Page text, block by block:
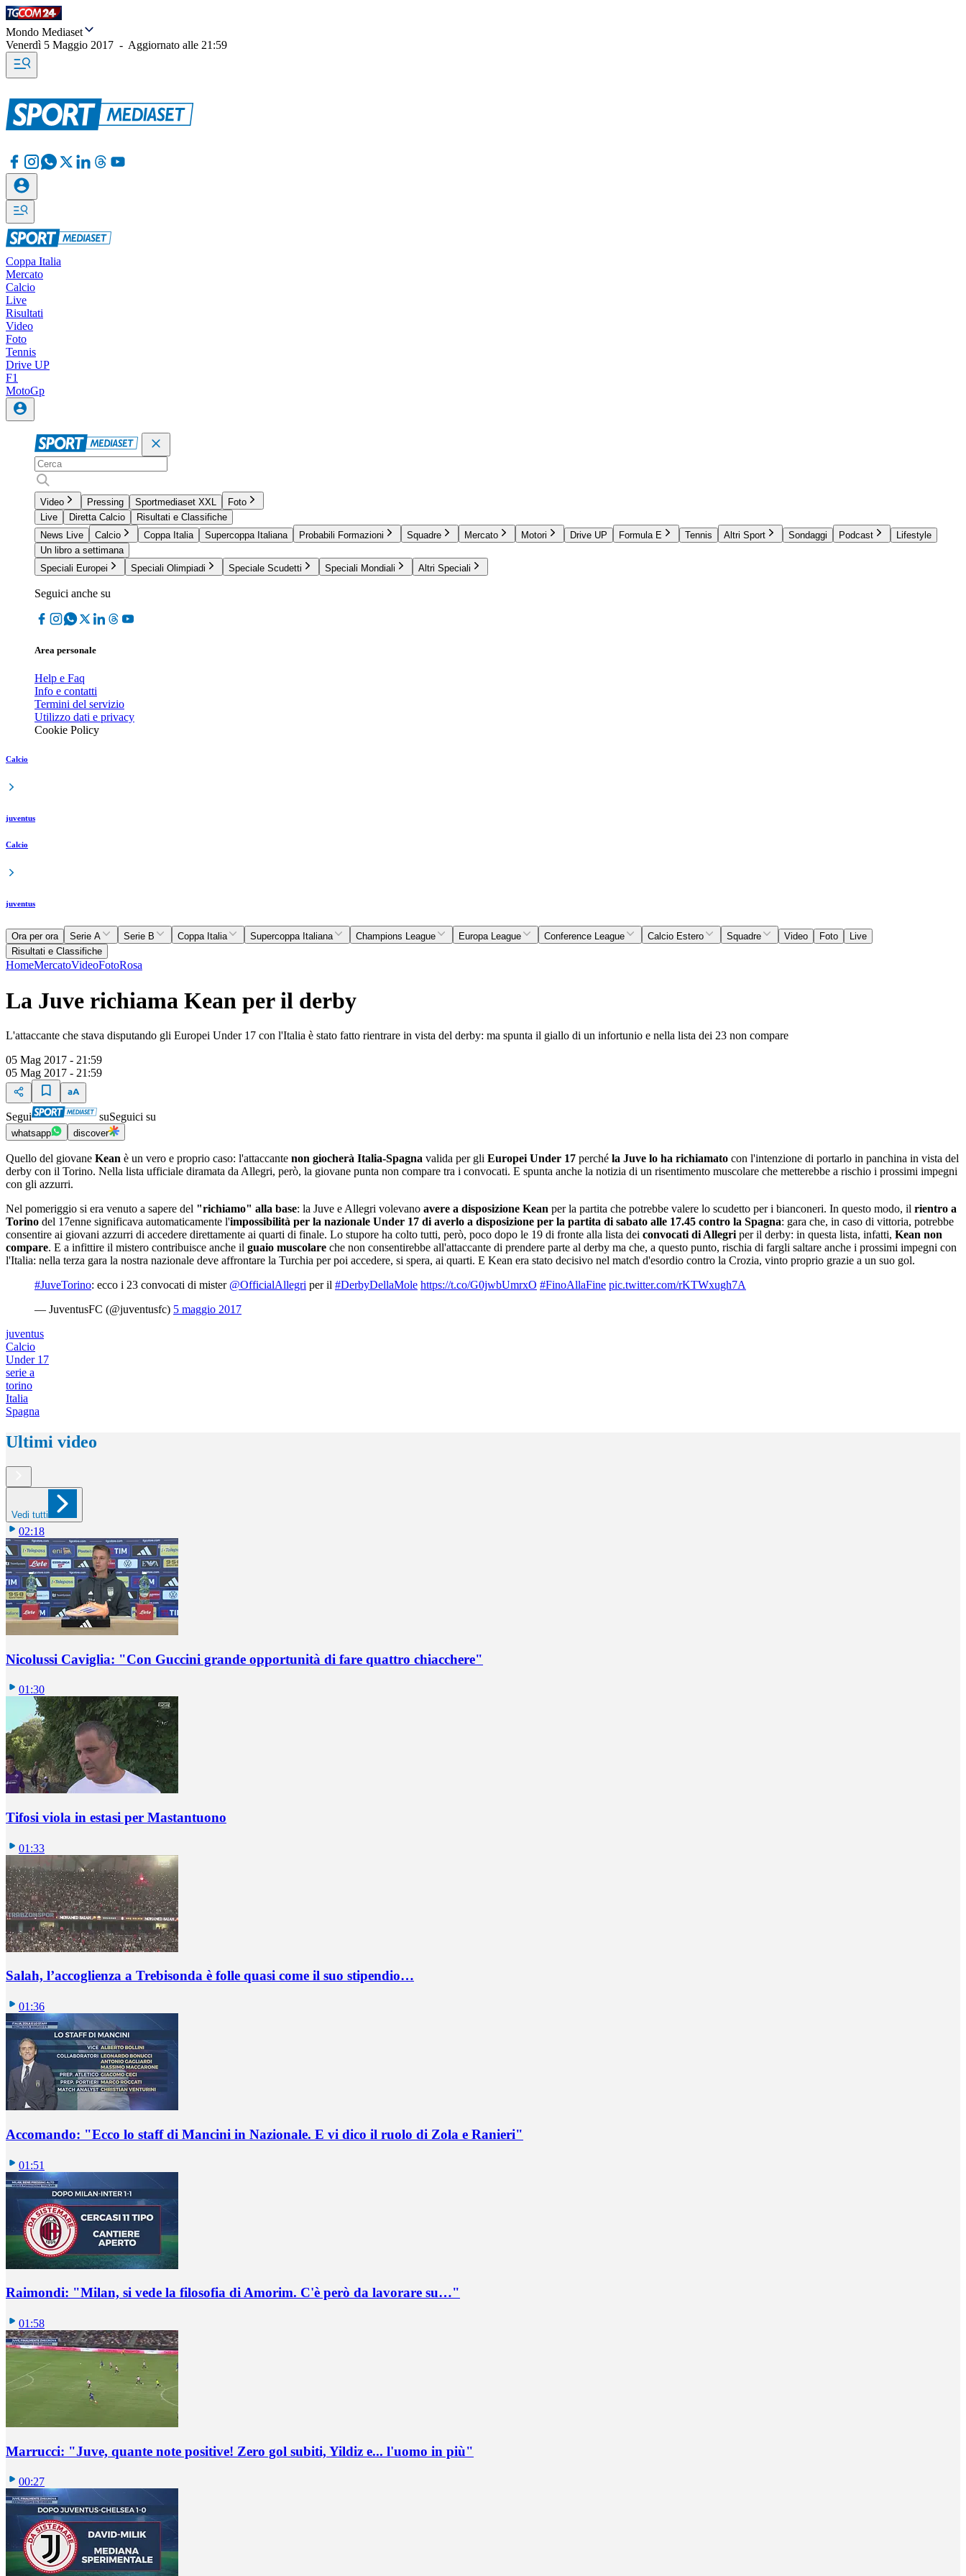
Mondo Mediaset
Venerdì 5 Maggio 2017 - Aggiornato alle 21:59
Coppa Italia
Mercato
Calcio
Live
Risultati
Video
Foto
Tennis
Drive UP
F1
MotoGp
Video Pressing Sportmediaset XXL
Foto
Live
Diretta Calcio
Risultati e Classifiche
News Live
Calcio Coppa Italia Supercoppa Italiana Probabili Formazioni Squadre Mercato Motori Drive UP Formula E Tennis Altri Sport Sondaggi Podcast
Lifestyle
Un libro a settimana
Speciali Europei
Speciali Olimpiadi Speciale Scudetti Speciali Mondiali Altri Speciali
Seguici anche su
Area personale
Help e Faq
Info e contatti
Termini del servizio
Utilizzo dati e privacy
Cookie Policy
Calcio
juventus
Calcio
juventus
Ora per ora Serie A Serie B Coppa Italia Supercoppa Italiana Champions League Europa League Conference League Calcio Estero Squadre Video Foto
Live
Risultati e Classifiche
HomeMercatoVideoFotoRosa
La Juve richiama Kean per il derby
L'attaccante che stava disputando gli Europei Under 17 con l'Italia è stato fatto rientrare in vista del derby: ma spunta il giallo di un infortunio e nella lista dei 23 non compare
05 Mag 2017 - 21:59
05 Mag 2017 - 21:59
Segui suSeguici su
whatsapp discover
Quello del giovane Kean è un vero e proprio caso: l'attaccante non giocherà Italia-Spagna valida per gli Europei Under 17 perché la Juve lo ha richiamato con l'intenzione di portarlo in panchina in vista del
derby con il Torino. Nella lista ufficiale diramata da Allegri, però, la giovane punta non compare tra i convocati. E spunta anche la notizia di un risentimento muscolare che metterebbe a rischio i prossimi impegni
con gli azzurri.
Nel pomeriggio si era venuto a sapere del "richiamo" alla base: la Juve e Allegri volevano avere a disposizione Kean per la partita che potrebbe valere lo scudetto per i bianconeri. In questo modo, il rientro a
Torino del 17enne significava automaticamente l'impossibilità per la nazionale Under 17 di averlo a disposizione per la partita di sabato alle 17.45 contro la Spagna: gara che, in caso di vittoria, potrebbe
consentire ai giovani azzurri di accedere direttamente ai quarti di finale. Lo stupore ha colto tutti, però, poco dopo le 19 di fronte alla lista dei convocati di Allegri per il derby: in questa lista, infatti, Kean non
compare. E a infittire il mistero contribuisce anche il guaio muscolare che non consentirebbe all'attaccante di prendere parte al derby ma che, a questo punto, rischia di fargli saltare anche i prossimi impegni con
l'Italia: nella terza gara la nostra nazionale deve affrontare la Turchia per poi accedere, si spera, ai quarti. E Kean era stato decisivo nel match d'esordio contro la Crozia, vinto proprio grazie a un suo gol.
#JuveTorino: ecco i 23 convocati di mister @OfficialAllegri per il #DerbyDellaMole https://t.co/G0jwbUmrxO #FinoAllaFine pic.twitter.com/rKTWxugh7A
— JuventusFC (@juventusfc) 5 maggio 2017
juventus
Calcio
Under 17
serie a
torino
Italia
Spagna
Ultimi video
Vedi tutti
02:18
Nicolussi Caviglia: "Con Guccini grande opportunità di fare quattro chiacchere"
01:30
Tifosi viola in estasi per Mastantuono
01:33
Salah, l’accoglienza a Trebisonda è folle quasi come il suo stipendio…
01:36
Accomando: "Ecco lo staff di Mancini in Nazionale. E vi dico il ruolo di Zola e Ranieri"
01:51
Raimondi: "Milan, si vede la filosofia di Amorim. C'è però da lavorare su…"
01:58
Marrucci: "Juve, quante note positive! Zero gol subiti, Yildiz e... l'uomo in più"
00:27